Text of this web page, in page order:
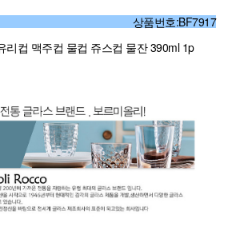
상품번호:BF7917
리컵 맥주컵 물컵 쥬스컵 물잔 390ml 1p